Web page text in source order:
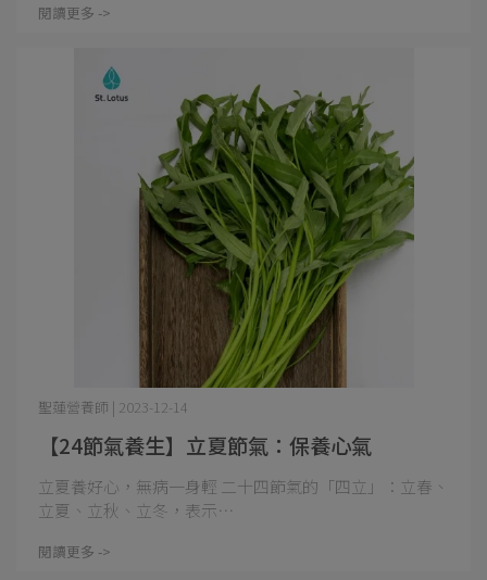
閱讀更多 ->
【24節氣養生】立夏節氣：保養心氣
聖蓮營養師 | 2023-12-14
立夏養好心，無病一身輕 二十四節氣的「四立」：立春、
立夏、立秋、立冬，表示⋯
閱讀更多 ->